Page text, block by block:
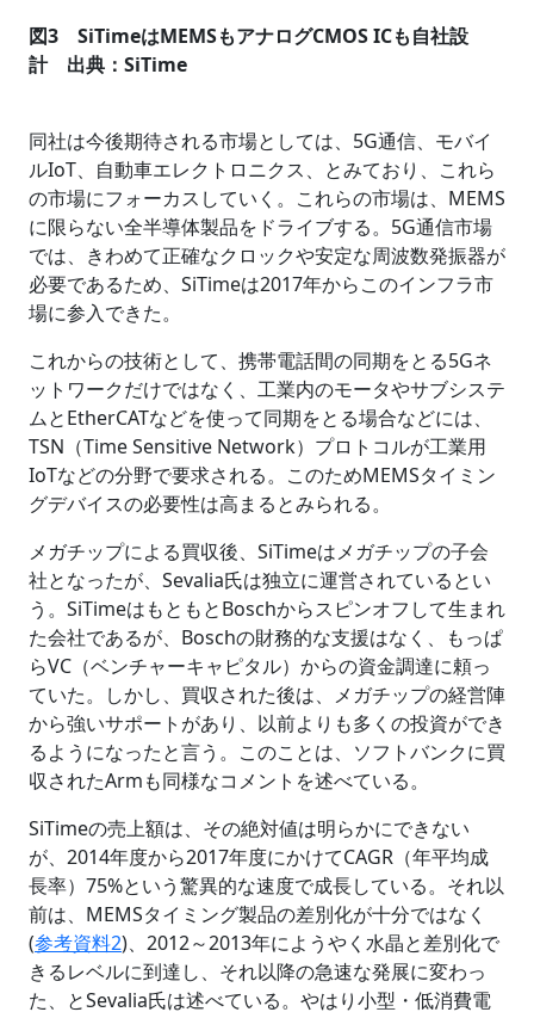
図3 SiTimeはMEMSもアナログCMOS ICも自社設
計 出典：SiTime
同社は今後期待される市場としては、5G通信、モバイ
ルIoT、自動車エレクトロニクス、とみており、これら
の市場にフォーカスしていく。これらの市場は、MEMS
に限らない全半導体製品をドライブする。5G通信市場
では、きわめて正確なクロックや安定な周波数発振器が
必要であるため、SiTimeは2017年からこのインフラ市
場に参入できた。
これからの技術として、携帯電話間の同期をとる5Gネ
ットワークだけではなく、工業内のモータやサブシステ
ムとEtherCATなどを使って同期をとる場合などには、
TSN（Time Sensitive Network）プロトコルが工業用
IoTなどの分野で要求される。このためMEMSタイミン
グデバイスの必要性は高まるとみられる。
メガチップによる買収後、SiTimeはメガチップの子会
社となったが、Sevalia氏は独立に運営されているとい
う。SiTimeはもともとBoschからスピンオフして生まれ
た会社であるが、Boschの財務的な支援はなく、もっぱ
らVC（ベンチャーキャピタル）からの資金調達に頼っ
ていた。しかし、買収された後は、メガチップの経営陣
から強いサポートがあり、以前よりも多くの投資ができ
るようになったと言う。このことは、ソフトバンクに買
収されたArmも同様なコメントを述べている。
SiTimeの売上額は、その絶対値は明らかにできない
が、2014年度から2017年度にかけてCAGR（年平均成
長率）75%という驚異的な速度で成長している。それ以
前は、MEMSタイミング製品の差別化が十分ではなく
(参考資料2)、2012～2013年にようやく水晶と差別化で
きるレベルに到達し、それ以降の急速な発展に変わっ
た、とSevalia氏は述べている。やはり小型・低消費電